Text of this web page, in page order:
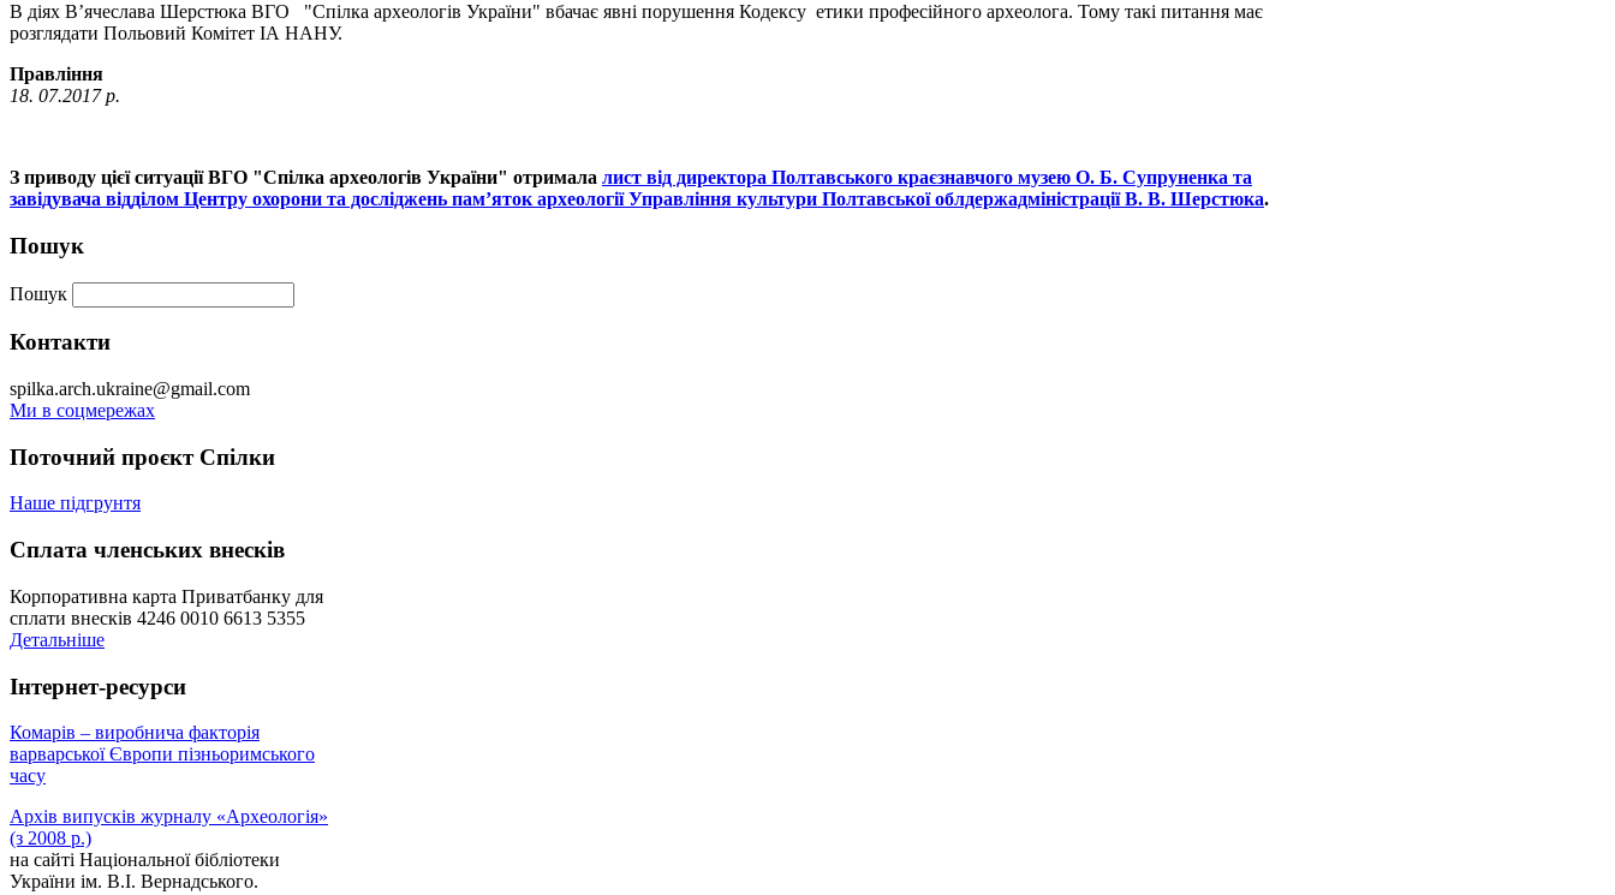
В діях В’ячеслава Шерстюка ВГО "Спілка археологів України" вбачає явні порушення Кодексу етики професійного археолога. Тому такі питання має
розглядати Польовий Комітет ІА НАНУ.
Правління
18. 07.2017 р.
З приводу цієї ситуації ВГО "Спілка археологів України" отримала лист від директора Полтавського краєзнавчого музею О. Б. Супруненка та
завідувача відділом Центру охорони та досліджень пам’яток археології Управління культури Полтавської облдержадміністрації В. В. Шерстюка.
Пошук
Пошук
Контакти
spilka.arch.ukraine@gmail.com
Ми в соцмережах
Поточний проєкт Спілки
Наше підгрунтя
Сплата членських внесків
Корпоративна карта Приватбанку для
сплати внесків 4246 0010 6613 5355
Детальніше
Інтернет-ресурси
Комарів – виробнича факторія
варварської Європи пізньоримського
часу
Архів випусків журналу «Археологія»
(з 2008 р.)
на сайті Національної бібліотеки
України ім. В.І. Вернадського.